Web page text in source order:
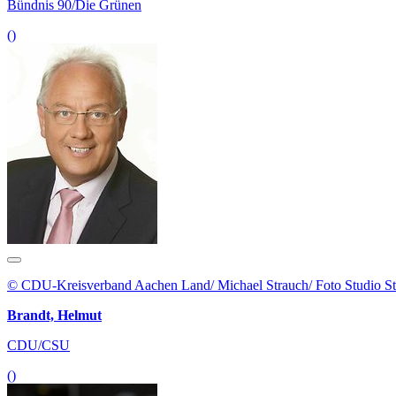
Bündnis 90/Die Grünen
()
© CDU-Kreisverband Aachen Land/ Michael Strauch/ Foto Studio
Brandt, Helmut
CDU/CSU
()